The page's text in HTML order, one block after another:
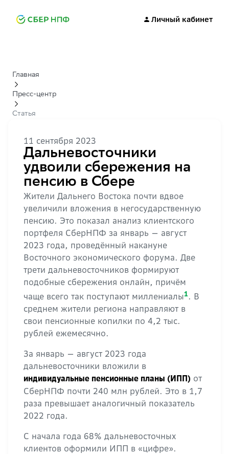
Личный кабинет
Главная
Пресс-центр
Статья
11 сентября 2023
Дальневосточники
удвоили сбережения на
пенсию в Сбере
Жители Дальнего Востока почти вдвое
увеличили вложения в негосударственную
пенсию. Это показал анализ клиентского
портфеля СберНПФ за январь — август
2023 года, проведённый накануне
Восточного экономического форума. Две
трети дальневосточников формируют
подобные сбережения онлайн, причём
чаще всего так поступают миллениалы1 . В
среднем жители региона направляют в
свои пенсионные копилки по 4,2 тыс.
рублей ежемесячно.
За январь — август 2023 года
дальневосточники вложили в
индивидуальные пенсионные планы (ИПП) от
СберНПФ почти 240 млн рублей. Это в 1,7
раза превышает аналогичный показатель
2022 года.
С начала года 68% дальневосточных
клиентов оформили ИПП в «цифре».